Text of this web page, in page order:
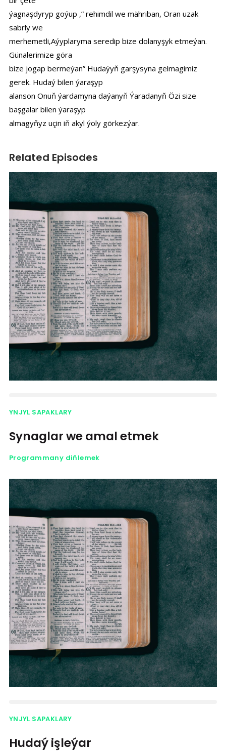
ýagnaşdyryp goýup ,” rehimdil we mähriban, Oran uzak
sabrly we
merhemetli,Aýyplaryma seredip bize dolanyşyk etmeýan.
Günalerimize göra
bize jogap bermeýan” Hudaýyň garşysyna gelmagimiz
gerek. Hudaý bilen ýaraşyp
alanson Onuň ýardamyna daýanyň Ýaradanyň Özi size
başgalar bilen ýaraşyp
almagyňyz uçin iň akyl ýoly görkezýar.
Related Episodes
YNJYL SAPAKLARY
Synaglar we amal etmek
Programmany diňlemek
YNJYL SAPAKLARY
Hudaý işleýar